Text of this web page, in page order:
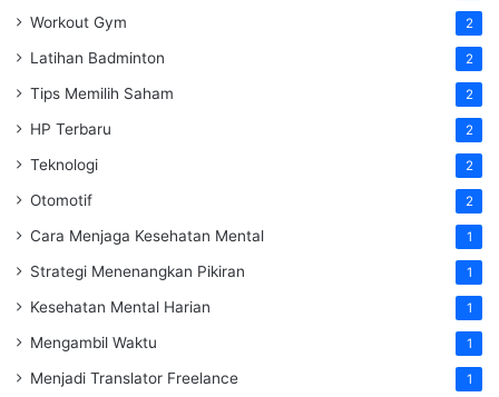
Workout Gym 2
Latihan Badminton 2
Tips Memilih Saham 2
HP Terbaru 2
Teknologi 2
Otomotif 2
Cara Menjaga Kesehatan Mental 1
Strategi Menenangkan Pikiran 1
Kesehatan Mental Harian 1
Mengambil Waktu 1
Menjadi Translator Freelance 1